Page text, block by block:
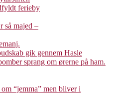
ferieby
så majed –
gik gennem Hasle
sprang om ørerne på ham.
“jemma” men bliver i